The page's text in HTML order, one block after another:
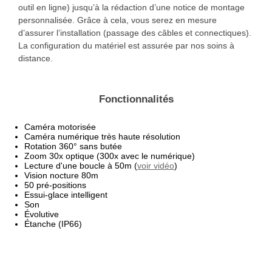
outil en ligne) jusqu’à la rédaction d’une notice de montage
personnalisée. Grâce à cela, vous serez en mesure
d’assurer l’installation (passage des câbles et connectiques).
La configuration du matériel est assurée par nos soins à
distance.
Fonctionnalités
Caméra motorisée
Caméra numérique très haute résolution
Rotation 360° sans butée
Zoom 30x optique (300x avec le numérique)
Lecture d'une boucle à 50m (voir vidéo)
Vision nocture 80m
50 pré-positions
Essui-glace intelligent
Son
Évolutive
Étanche (IP66)